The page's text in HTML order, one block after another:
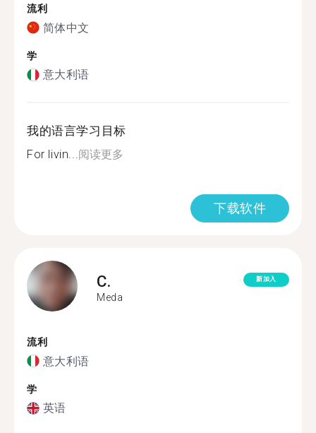
流利
简体中文
学
意大利语
我的语言学习目标
For livin...阅读更多
下载软件
C.
Meda
新加入
流利
意大利语
学
英语